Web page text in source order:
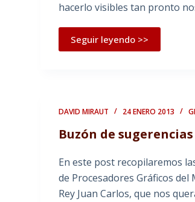
hacerlo visibles tan pronto
Seguir leyendo >>
DAVID MIRAUT 24 ENERO 2013
Buzón de
En este post recopilaremos
de Procesadores Gráficos
Rey Juan Carlos, que nos